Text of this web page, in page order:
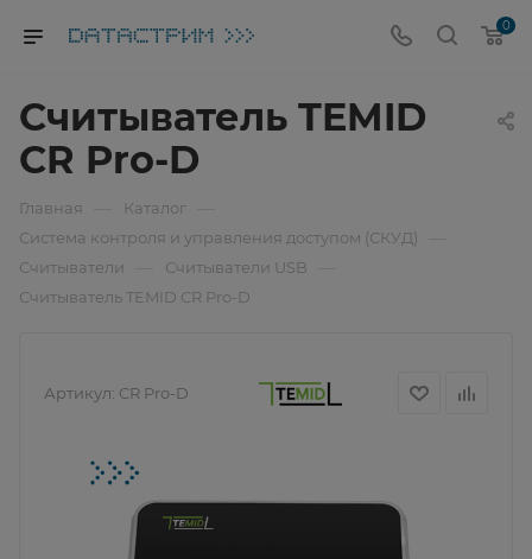
0
Считыватель TEMID
CR Pro-D
Главная Каталог
Система контроля и управления доступом (СКУД)
Считыватели Считыватели USB
Считыватель TEMID CR Pro-D
Артикул: CR Pro-D